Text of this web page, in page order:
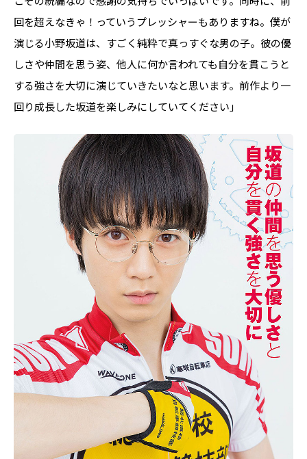
回を超えなきゃ！っていうプレッシャーもありますね。僕が
演じる小野坂道は、すごく純粋で真っすぐな男の子。彼の優
しさや仲間を思う姿、他人に何か言われても自分を貫こうと
する強さを大切に演じていきたいなと思います。前作より一
回り成長した坂道を楽しみにしていてください」